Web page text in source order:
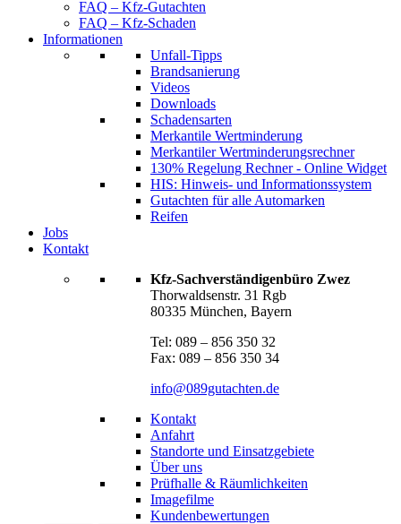
FAQ – Kfz-Gutachten
FAQ – Kfz-Schaden
Informationen
Unfall-Tipps
Brandsanierung
Videos
Downloads
Schadensarten
Merkantile Wertminderung
Merkantiler Wertminderungsrechner
130% Regelung Rechner - Online Widget
HIS: Hinweis- und Informationssystem
Gutachten für alle Automarken
Reifen
Jobs
Kontakt
Kfz-Sachverständigenbüro Zwez
Thorwaldsenstr. 31 Rgb
80335 München, Bayern
Tel: 089 – 856 350 32
Fax: 089 – 856 350 34
info@089gutachten.de
Kontakt
Anfahrt
Standorte und Einsatzgebiete
Über uns
Prüfhalle & Räumlichkeiten
Imagefilme
Kundenbewertungen